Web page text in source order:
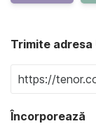
Trimite adresa
Încorporează